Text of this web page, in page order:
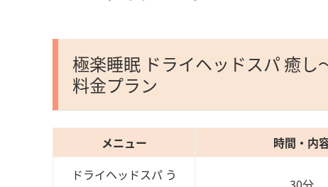
極楽睡眠 ドライヘッドスパ 癒
料金プラン
メニュー 時間・内
ドライヘッドスパ う